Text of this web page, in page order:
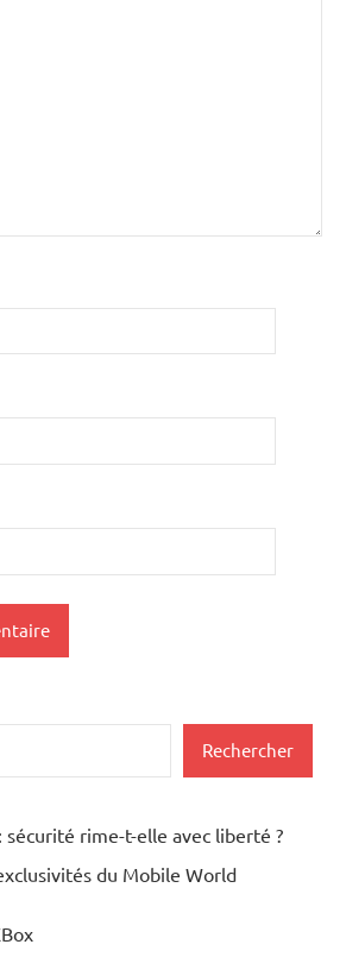
Rechercher
sécurité rime-t-elle avec liberté ?
du Mobile World